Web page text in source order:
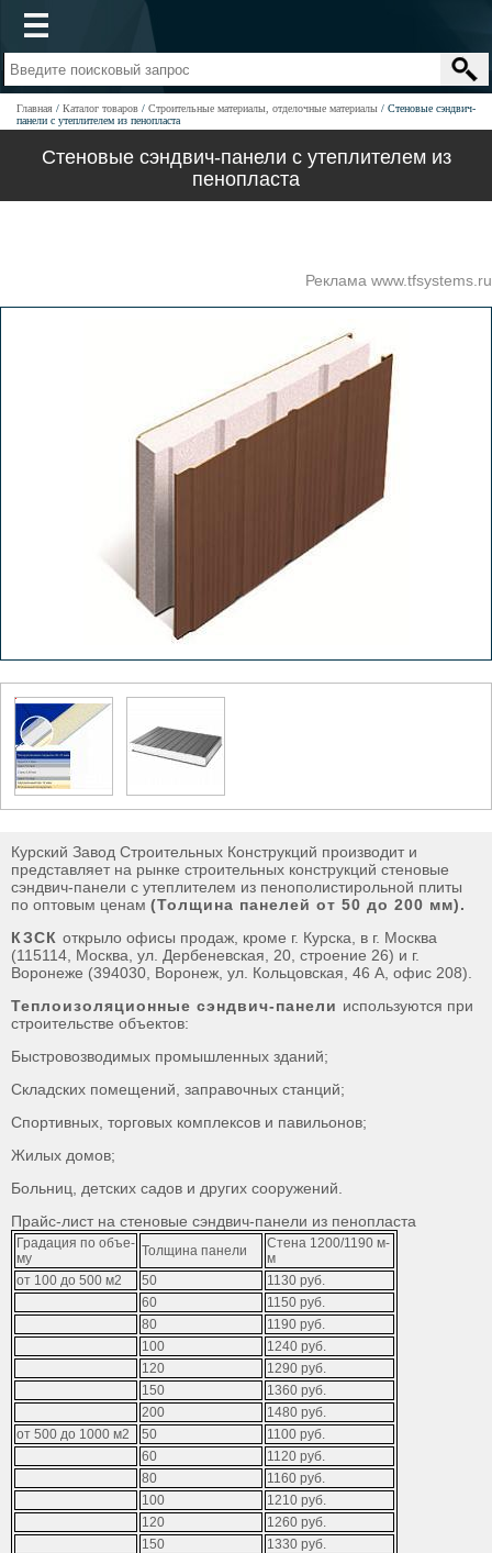
Главная Каталог товаров Строительные материалы, отделочные материалы
Стеновые сэндвич-
панели с утеплителем из пенопласта
Стеновые сэндвич-панели с утеплителем из
пенопласта
Реклама www.tfsystems.ru
Курский Завод Строительных Конструкций производит и
представляет на рынке строительных конструкций стеновые
сэндвич-панели с утеплителем из пенополистирольной плиты
по оптовым ценам (Толщина панелей от 50 до 200 мм).
КЗСК открыло офисы продаж, кроме г. Курска, в г. Москва
(115114, Москва, ул. Дербеневская, 20, строение 26) и г.
Воронеже (394030, Воронеж, ул. Кольцовская, 46 А, офис 208).
Теплоизоляционные сэндвич-панели используются при
строительстве объектов:
Быстровозводимых промышленных зданий;
Складских помещений, заправочных станций;
Спортивных, торговых комплексов и павильонов;
Жилых домов;
Больниц, детских садов и других сооружений.
Прайс-лист на стеновые сэндвич-панели из пенопласта
Г­­­р­­­а­­­д­­­а­­­ц­­­и­­­я­­­ ­­­п­­­о­­­ ­­­о­­­б­­­ъ­­­е­­­
м­­­у­­­
Т­­­о­­­л­­­щ­­­и­­­н­­­а­­­ ­­­п­­­а­­­н­­­е­­­л­­­и­­­
С­т­е­н­а­ ­1­2­0­0­/­1­1­9­0­ ­м­
м­
о­т­ ­1­0­0­ ­д­о­ ­5­0­0­ ­м­2­
50
1­130­ ­р­у­б­.­
60
1­15­0­ ­р­у­б­.­
80
1­190­ ­р­у­б­.­
100
1­2­4­0­ ­р­у­б­.­
120
1­2­9­0­ ­р­у­б­.­
150
1­3­6­0­ ­р­у­б­.­
200
148­0­ ­р­у­б­.­
о­т­ ­5­0­0­ ­д­о­ ­1­0­0­0­ ­м­2­
50
1100­ ­р­у­б­.­
60
1­12­0­ ­р­у­б­.­
80
1­16­0­ ­р­у­б­.­
100
1­2­1­0­ ­р­у­б­.­
120
1­2­6­0­ ­р­у­б­.­
150
1­330­ ­р­у­б­.­